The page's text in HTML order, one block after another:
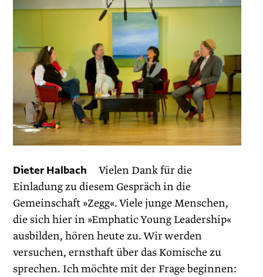
Dieter Halbach Vielen Dank für die
Einladung zu diesem Gespräch in die
Gemeinschaft »Zegg«. Viele junge Menschen,
die sich hier in »Emphatic Young Leadership«
ausbilden, hören heute zu. Wir werden
versuchen, ernsthaft über das Komische zu
sprechen. Ich möchte mit der Frage beginnen: